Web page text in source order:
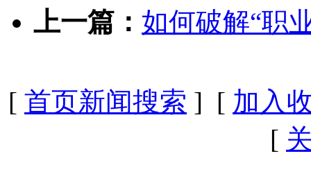
上一篇： 如何破解“职
[ 首页新闻搜索 ] [ 加入
[